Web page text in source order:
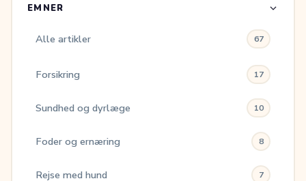
EMNER
Alle artikler 67
Forsikring 17
Sundhed og dyrlæge 10
Foder og ernæring 8
Rejse med hund 7